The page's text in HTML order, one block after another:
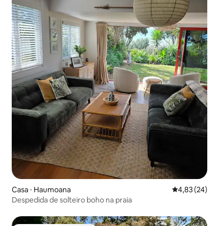
Casa ⋅ Haumoana 4,83 de uma
4,83 (24)
Despedida de solteiro boho na praia